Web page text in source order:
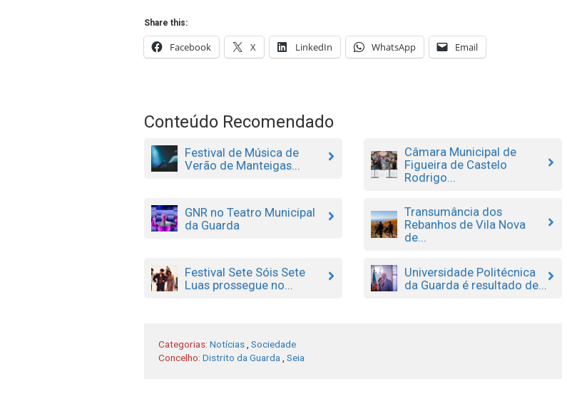
Share this:
Facebook X LinkedIn WhatsApp Email
Conteúdo Recomendado
Festival de Música de
Verão de Manteigas...
Câmara Municipal de
Figueira de Castelo
Rodrigo...
GNR no Teatro Municipal
da Guarda
Transumância dos
Rebanhos de Vila Nova
de...
Festival Sete Sóis Sete
Luas prossegue no...
Universidade Politécnica
da Guarda é resultado de...
Categorias: Notícias Sociedade
Concelho: Distrito da Guarda Seia